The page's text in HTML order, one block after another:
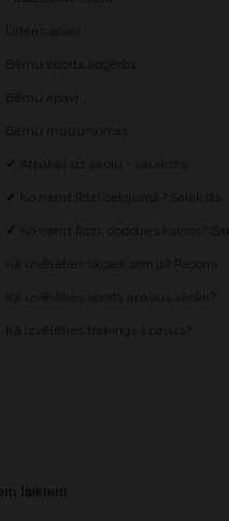
laikiem